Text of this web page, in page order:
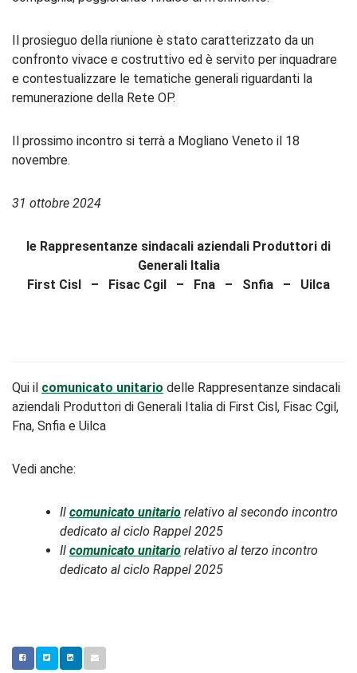
Il prosieguo della riunione è stato caratterizzato da un
confronto vivace e costruttivo ed è servito per inquadrare
e contestualizzare le tematiche generali riguardanti la
remunerazione della Rete OP.
Il prossimo incontro si terrà a Mogliano Veneto il 18
novembre.
31 ottobre 2024
le Rappresentanze sindacali aziendali Produttori di
Generali Italia
First Cisl – Fisac Cgil – Fna – Snfia – Uilca
Qui il comunicato unitario delle Rappresentanze sindacali
aziendali Produttori di Generali Italia di First Cisl, Fisac Cgil,
Fna, Snfia e Uilca
Vedi anche:
Il comunicato unitario relativo al secondo incontro
dedicato al ciclo Rappel 2025
Il comunicato unitario relativo al terzo incontro
dedicato al ciclo Rappel 2025